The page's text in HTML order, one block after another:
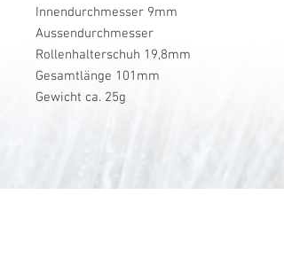
Innendurchmesser 9mm
Aussendurchmesser
Rollenhalterschuh 19,8mm
Gesamtlänge 101mm
Gewicht ca. 25g